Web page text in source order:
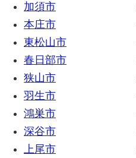
加須市
本庄市
東松山市
春日部市
狭山市
羽生市
鴻巣市
深谷市
上尾市